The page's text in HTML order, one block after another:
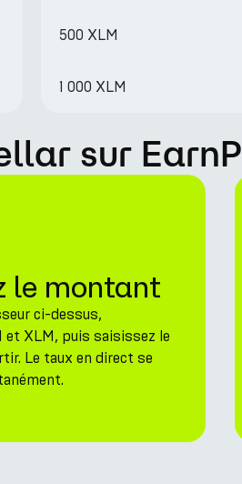
500 XLM
1 000 XLM
sur
le montant
ci-dessus,
et XLM, puis saisissez le
Le taux en direct se